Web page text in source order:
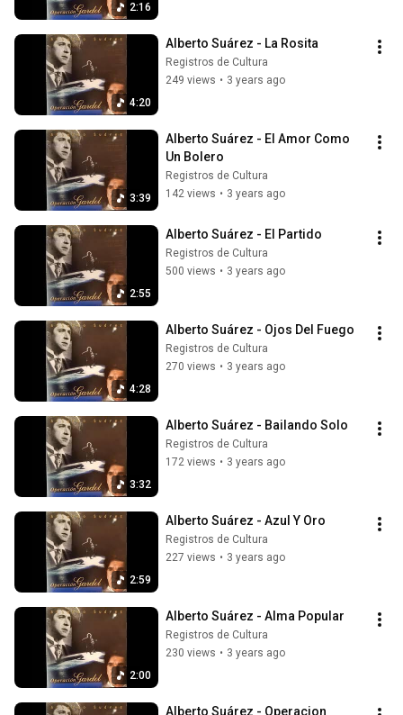
2:16
4:20
Alberto Suárez - La Rosita
Registros de Cultura
249 views • 3 years ago
3:39
Alberto Suárez - El Amor Como
Un Bolero
Registros de Cultura
142 views • 3 years ago
2:55
Alberto Suárez - El Partido
Registros de Cultura
500 views • 3 years ago
4:28
Alberto Suárez - Ojos Del Fuego
Registros de Cultura
270 views • 3 years ago
3:32
Alberto Suárez - Bailando Solo
Registros de Cultura
172 views • 3 years ago
2:59
Alberto Suárez - Azul Y Oro
Registros de Cultura
227 views • 3 years ago
2:00
Alberto Suárez - Alma Popular
Registros de Cultura
230 views • 3 years ago
Alberto Suárez - Operacion